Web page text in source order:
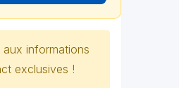
aux informations
exclusives !